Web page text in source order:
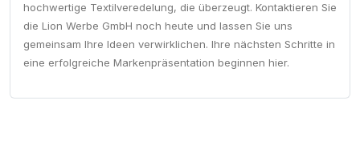
hochwertige Textilveredelung, die überzeugt. Kontaktieren Sie
die Lion Werbe GmbH noch heute und lassen Sie uns
gemeinsam Ihre Ideen verwirklichen. Ihre nächsten Schritte in
eine erfolgreiche Markenpräsentation beginnen hier.